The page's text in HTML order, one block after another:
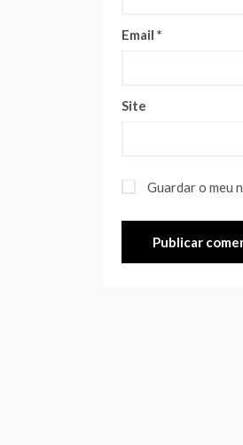
Email *
Site
Guardar o meu